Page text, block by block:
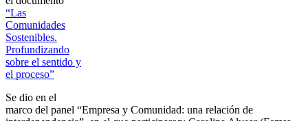
“Las
Comunidades
Sostenibles.
Profundizando
sobre el sentido y
el proceso”
Se dio en el
marco del panel “Empresa y Comunidad: una relación de